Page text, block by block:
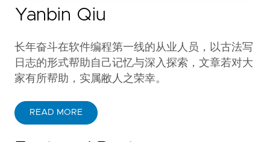
Yanbin Qiu
长年奋斗在软件编程第一线的从业人员，以古法写
日志的形式帮助自己记忆与深入探索，文章若对大
家有所帮助，实属敝人之荣幸。
READ MORE